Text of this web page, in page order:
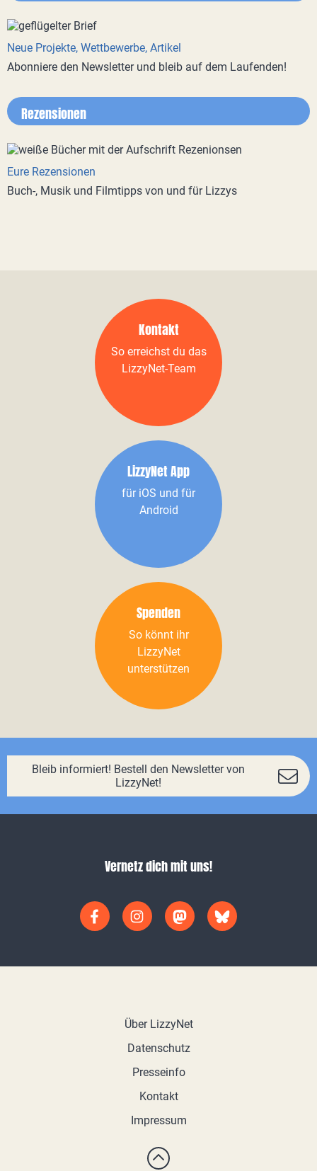
Neue Projekte, Wettbewerbe, Artikel
Abonniere den Newsletter und bleib auf dem Laufenden!
Rezensionen
Eure Rezensionen
Buch-, Musik und Filmtipps von und für Lizzys
Kontakt
So erreichst du das
LizzyNet-Team
LizzyNet App
für iOS und für
Android
Spenden
So könnt ihr
LizzyNet
unterstützen
Bleib informiert! Bestell den Newsletter von
LizzyNet!
Vernetz dich mit uns!
Über LizzyNet
Datenschutz
Presseinfo
Kontakt
Impressum